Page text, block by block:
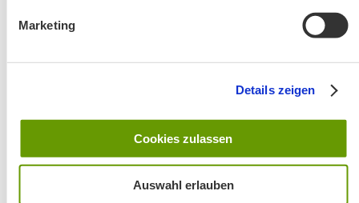
Marketing
Details zeigen
Cookies zulassen
Auswahl erlauben
Aktuelles zu den Wanderreisen von Michael Kleemann